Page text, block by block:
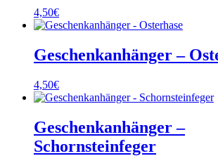
4,50€
Geschenkanhänger –
4,50€
Geschenkanhänger –
Schornsteinfeger